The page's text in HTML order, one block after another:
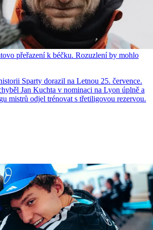
přeřazení k béčku. Rozuzlení by mohlo
Sparty dorazil na Letnou 25. července.
Jan Kuchta v nominaci na Lyon úplně a
mistrů odjel trénovat s třetiligovou rezervou.